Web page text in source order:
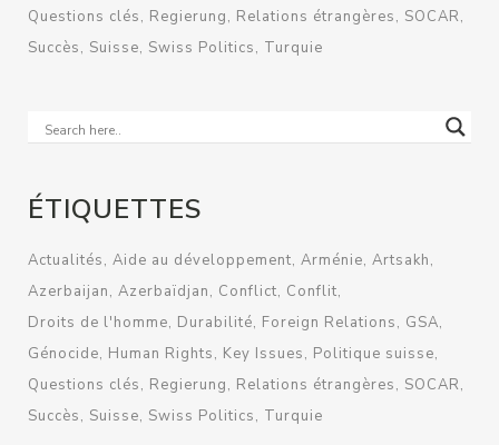
Questions clés
Regierung Relations étrangères
SOCAR
Succès
Suisse Swiss Politics Turquie
ÉTIQUETTES
Actualités Aide au développement Arménie Artsakh
Azerbaijan Azerbaïdjan Conflict Conflit
Droits de l'homme Durabilité Foreign Relations
GSA
Génocide Human Rights Key Issues
Politique suisse
Questions clés
Regierung Relations étrangères
SOCAR
Succès
Suisse Swiss Politics Turquie